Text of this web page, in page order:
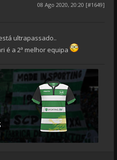
08 Ago 2020, 20:20 [#1649]
ultrapassado..
é a 2ª melhor equipa